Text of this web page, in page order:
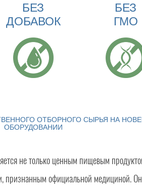
БЕЗ
ДОБАВОК
БЕЗ
ГМО
ОТБОРНОГО СЫРЬЯ НА
ОБОРУДОВАНИИ
не только ценным пищевым
признанным официальной медициной.